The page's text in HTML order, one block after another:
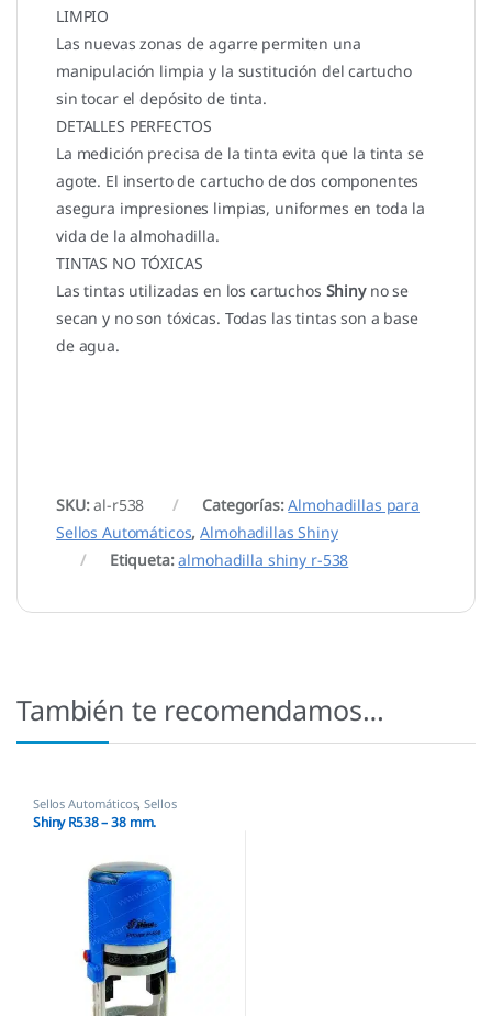
LIMPIO
Las nuevas zonas de agarre permiten una
manipulación limpia y la sustitución del cartucho
sin tocar el depósito de tinta.
DETALLES PERFECTOS
La medición precisa de la tinta evita que la tinta se
agote. El inserto de cartucho de dos componentes
asegura impresiones limpias, uniformes en toda la
vida de la almohadilla.
TINTAS NO TÓXICAS
Las tintas utilizadas en los cartuchos Shinyno se
secan y no son tóxicas. Todas las tintas son a base
de agua.
SKU:al-r538 Categorías:Almohadillas para
Sellos Automáticos,Almohadillas Shiny
Etiqueta:almohadilla shiny r-538
También te recomendamos…
Sellos Automáticos,Sellos
empresas,Shiny
Shiny R538 – 38 mm.